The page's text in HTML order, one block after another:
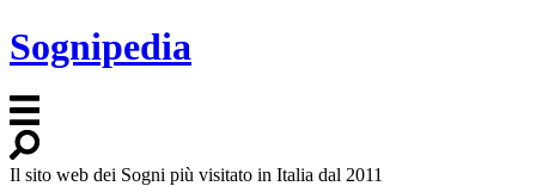
Sognipedia
Il sito web dei Sogni più visitato in Italia dal 2011